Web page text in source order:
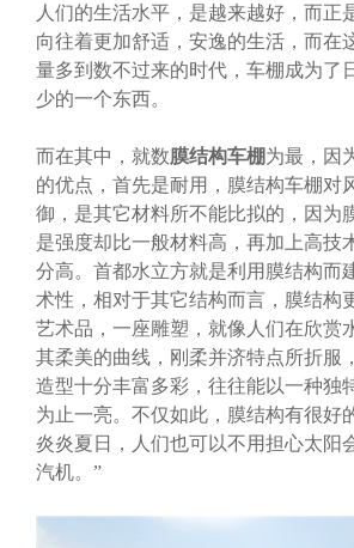
人们的生活水平，是越来越好，而正
向往着更加舒适，安逸的生活，而在
量多到数不过来的时代，车棚成为了
少的一个东西。
而在其中，就数膜结构车棚为最，因
的优点，首先是耐用，膜结构车棚对
御，是其它材料所不能比拟的，因为
是强度却比一般材料高，再加上高技
分高。首都水立方就是利用膜结构而
术性，相对于其它结构而言，膜结构
艺术品，一座雕塑，就像人们在欣赏
其柔美的曲线，刚柔并济特点所折服
造型十分丰富多彩，往往能以一种独
为止一亮。不仅如此，膜结构有很好
炎炎夏日，人们也可以不用担心太阳
汽机。”